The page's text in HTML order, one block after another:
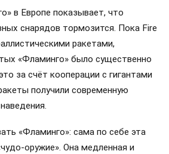
в Европе показывает, что
снарядов тормозится. Пока Fire
ракетами,
«Фламинго» было существенно
за счёт кооперации с гигантами
получили современную
«Фламинго»: сама по себе эта
оружие». Она медленная и